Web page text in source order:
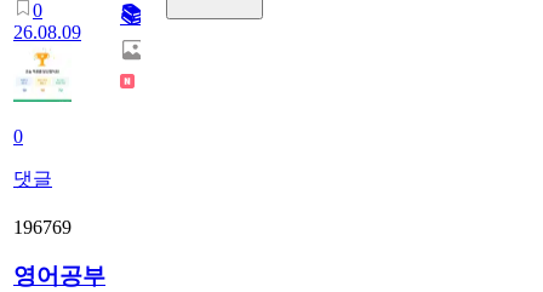
0
26.08.09
0
댓글
📚
196769
영어공부